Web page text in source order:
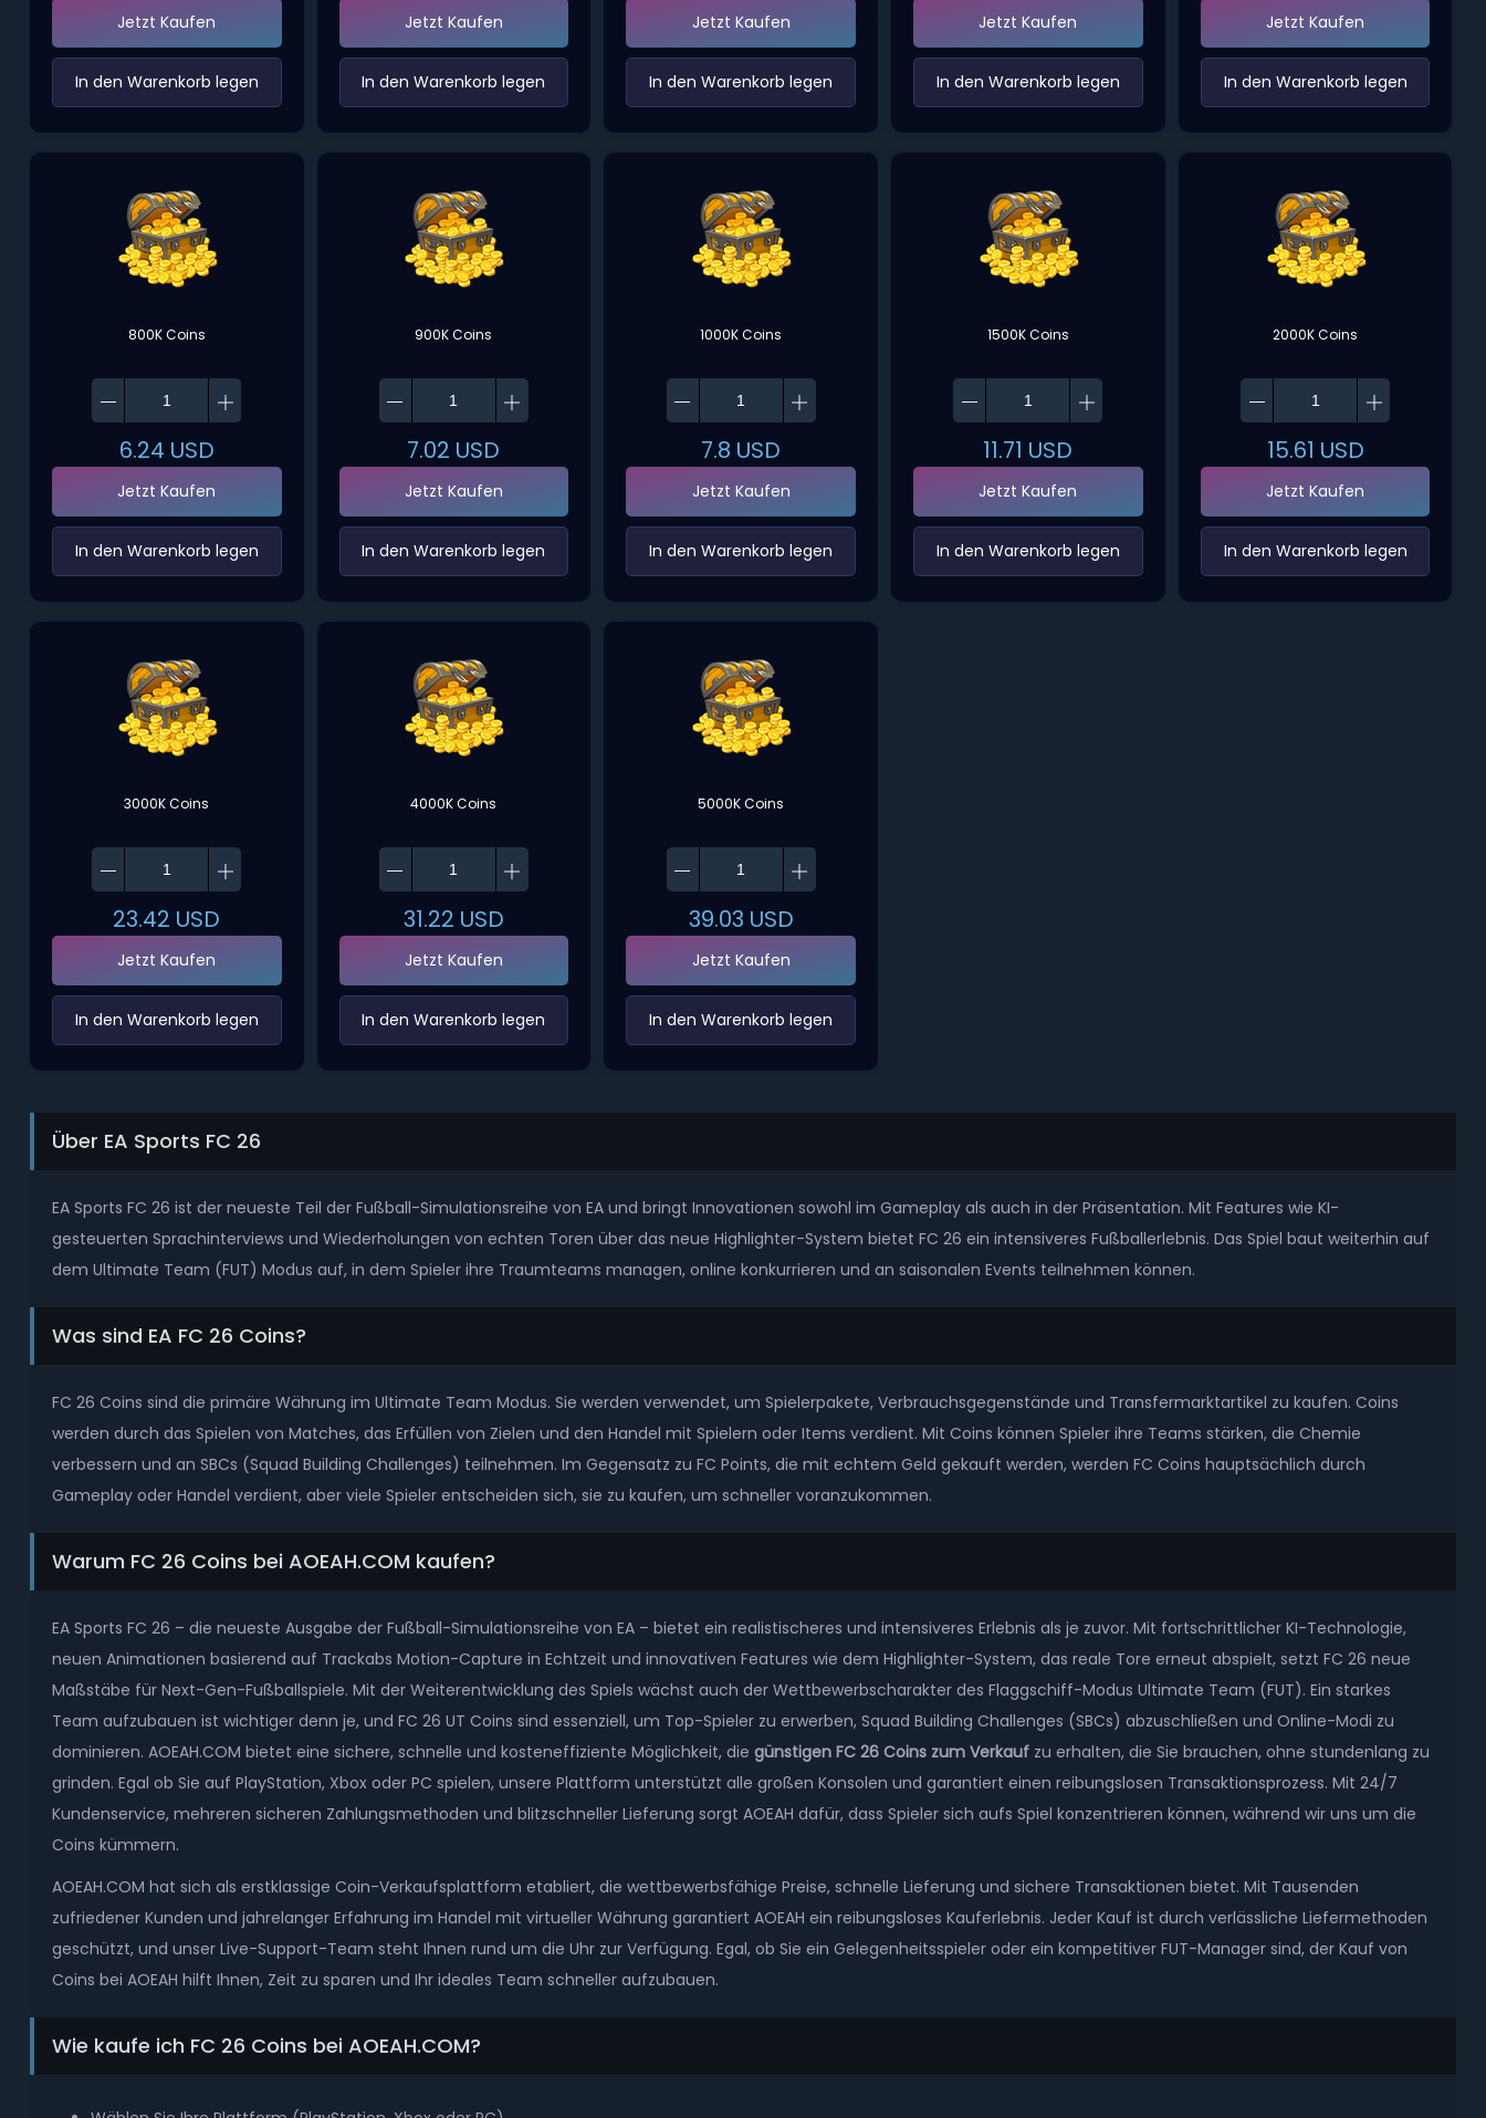
Jetzt Kaufen
‌In den Warenkorb legen‌
Jetzt Kaufen
‌In den Warenkorb legen‌
Jetzt Kaufen
‌In den Warenkorb legen‌
Jetzt Kaufen
‌In den Warenkorb legen‌
Jetzt Kaufen
‌In den Warenkorb legen‌
800K Coins
6.24 USD
Jetzt Kaufen
‌In den Warenkorb legen‌
900K Coins
7.02 USD
Jetzt Kaufen
‌In den Warenkorb legen‌
1000K Coins
7.8 USD
Jetzt Kaufen
‌In den Warenkorb legen‌
1500K Coins
11.71 USD
Jetzt Kaufen
‌In den Warenkorb legen‌
2000K Coins
15.61 USD
Jetzt Kaufen
‌In den Warenkorb legen‌
3000K Coins
23.42 USD
Jetzt Kaufen
‌In den Warenkorb legen‌
4000K Coins
31.22 USD
Jetzt Kaufen
‌In den Warenkorb legen‌
5000K Coins
39.03 USD
Jetzt Kaufen
‌In den Warenkorb legen‌
Über EA Sports FC 26
EA Sports FC 26 ist der neueste Teil der Fußball-Simulationsreihe von EA und bringt Innovationen sowohl im Gameplay als auch in der Präsentation. Mit Features wie KI-
gesteuerten Sprachinterviews und Wiederholungen von echten Toren über das neue Highlighter-System bietet FC 26 ein intensiveres Fußballerlebnis. Das Spiel baut weiterhin auf
dem Ultimate Team (FUT) Modus auf, in dem Spieler ihre Traumteams managen, online konkurrieren und an saisonalen Events teilnehmen können.
Was sind EA FC 26 Coins?
FC 26 Coins sind die primäre Währung im Ultimate Team Modus. Sie werden verwendet, um Spielerpakete, Verbrauchsgegenstände und Transfermarktartikel zu kaufen. Coins
werden durch das Spielen von Matches, das Erfüllen von Zielen und den Handel mit Spielern oder Items verdient. Mit Coins können Spieler ihre Teams stärken, die Chemie
verbessern und an SBCs (Squad Building Challenges) teilnehmen. Im Gegensatz zu FC Points, die mit echtem Geld gekauft werden, werden FC Coins hauptsächlich durch
Gameplay oder Handel verdient, aber viele Spieler entscheiden sich, sie zu kaufen, um schneller voranzukommen.
Warum FC 26 Coins bei AOEAH.COM kaufen?
EA Sports FC 26 – die neueste Ausgabe der Fußball-Simulationsreihe von EA – bietet ein realistischeres und intensiveres Erlebnis als je zuvor. Mit fortschrittlicher KI-Technologie,
neuen Animationen basierend auf Trackabs Motion-Capture in Echtzeit und innovativen Features wie dem Highlighter-System, das reale Tore erneut abspielt, setzt FC 26 neue
Maßstäbe für Next-Gen-Fußballspiele. Mit der Weiterentwicklung des Spiels wächst auch der Wettbewerbscharakter des Flaggschiff-Modus Ultimate Team (FUT). Ein starkes
Team aufzubauen ist wichtiger denn je, und FC 26 UT Coins sind essenziell, um Top-Spieler zu erwerben, Squad Building Challenges (SBCs) abzuschließen und Online-Modi zu
dominieren. AOEAH.COM bietet eine sichere, schnelle und kosteneffiziente Möglichkeit, die günstigen FC 26 Coins zum Verkaufzu erhalten, die Sie brauchen, ohne stundenlang zu
grinden. Egal ob Sie auf PlayStation, Xbox oder PC spielen, unsere Plattform unterstützt alle großen Konsolen und garantiert einen reibungslosen Transaktionsprozess. Mit 24/7
Kundenservice, mehreren sicheren Zahlungsmethoden und blitzschneller Lieferung sorgt AOEAH dafür, dass Spieler sich aufs Spiel konzentrieren können, während wir uns um die
Coins kümmern.
AOEAH.COM hat sich als erstklassige Coin-Verkaufsplattform etabliert, die wettbewerbsfähige Preise, schnelle Lieferung und sichere Transaktionen bietet. Mit Tausenden
zufriedener Kunden und jahrelanger Erfahrung im Handel mit virtueller Währung garantiert AOEAH ein reibungsloses Kauferlebnis. Jeder Kauf ist durch verlässliche Liefermethoden
geschützt, und unser Live-Support-Team steht Ihnen rund um die Uhr zur Verfügung. Egal, ob Sie ein Gelegenheitsspieler oder ein kompetitiver FUT-Manager sind, der Kauf von
Coins bei AOEAH hilft Ihnen, Zeit zu sparen und Ihr ideales Team schneller aufzubauen.
Wie kaufe ich FC 26 Coins bei AOEAH.COM?